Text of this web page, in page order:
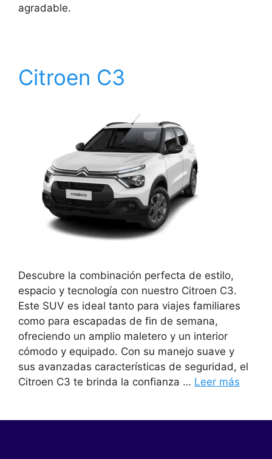
agradable.
Citroen C3
Descubre la combinación perfecta de estilo,
espacio y tecnología con nuestro Citroen C3.
Este SUV es ideal tanto para viajes familiares
como para escapadas de fin de semana,
ofreciendo un amplio maletero y un interior
cómodo y equipado. Con su manejo suave y
sus avanzadas características de seguridad, el
Citroen C3 te brinda la confianza … Leer más